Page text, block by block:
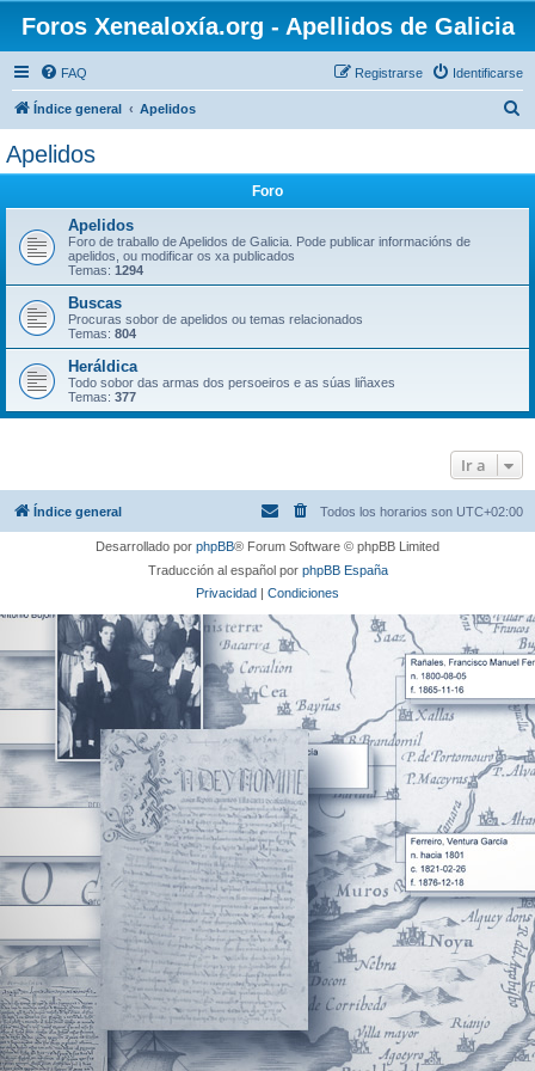
Foros Xenealoxía.org - Apellidos de Galicia
FAQ Identificarse
Registrarse
Índice general Apelidos
Apelidos
Foro
Apelidos
Foro de traballo de Apelidos de Galicia. Pode publicar informacións de
apelidos, ou modificar os xa publicados
Temas: 1294
Buscas
Procuras sobor de apelidos ou temas relacionados
Temas: 804
Heráldica
Todo sobor das armas dos persoeiros e as súas liñaxes
Temas: 377
Ir a
Índice general Todos los horarios son UTC+02:00
Desarrollado por phpBB® Forum Software © phpBB Limited
Traducción al español por phpBB España
Privacidad | Condiciones